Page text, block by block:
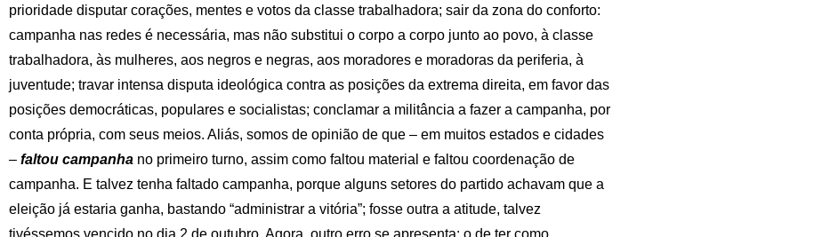
prioridade disputar corações, mentes e votos da classe trabalhadora; sair da zona do conforto:
campanha nas redes é necessária, mas não substitui o corpo a corpo junto ao povo, à classe
trabalhadora, às mulheres, aos negros e negras, aos moradores e moradoras da periferia, à
juventude; travar intensa disputa ideológica contra as posições da extrema direita, em favor das
posições democráticas, populares e socialistas; conclamar a militância a fazer a campanha, por
conta própria, com seus meios. Aliás, somos de opinião de que – em muitos estados e cidades
– faltou campanha no primeiro turno, assim como faltou material e faltou coordenação de
campanha. E talvez tenha faltado campanha, porque alguns setores do partido achavam que a
eleição já estaria ganha, bastando “administrar a vitória”; fosse outra a atitude, talvez
tivéssemos vencido no dia 2 de outubro. Agora, outro erro se apresenta: o de ter como